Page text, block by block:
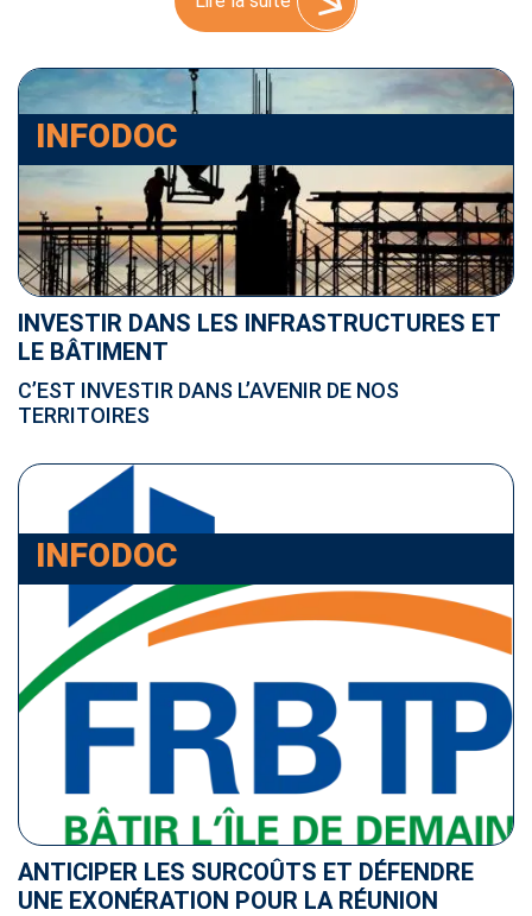
INFODOC
INVESTIR DANS LES INFRASTRUCTURES ET
LE BÂTIMENT
C’EST INVESTIR DANS L’AVENIR DE NOS
TERRITOIRES
INFODOC
ANTICIPER LES SURCOÛTS ET DÉFENDRE
UNE EXONÉRATION POUR LA RÉUNION